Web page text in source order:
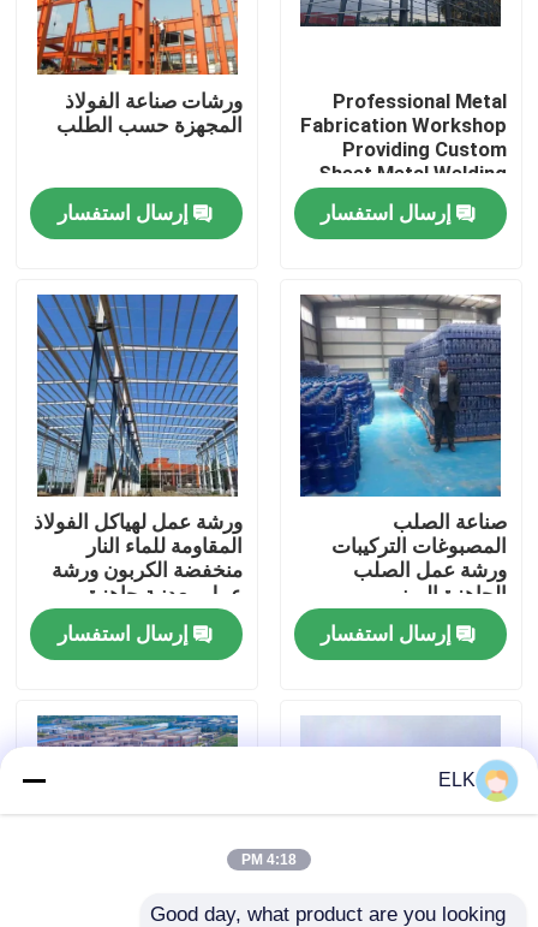
المنزل
المنتجات
حولنا
جولة في المصنع
مراقبة الجودة
اتصل بنا
القضايا
مستودع الهيكل الصلب
Professional Metal
Fabrication Workshop
Providing Custom
Sheet Metal Welding
Cutting and Assembly
Solutions for
Industrial
إرسال استفسار
ورشات صناعة الفولاذ
المجهزة حسب الطلب
إرسال استفسار
صناعة الصلب
المصبوغات التركيبات
ورشة عمل الصلب
الجاهزة المبنى
إرسال استفسار
ورشة عمل لهياكل الفولاذ
المقاومة للماء النار
منخفضة الكربون ورشة
عمل معدنية جاهزة
إرسال استفسار
ELK
4:18 PM
Good day, what product are you looking